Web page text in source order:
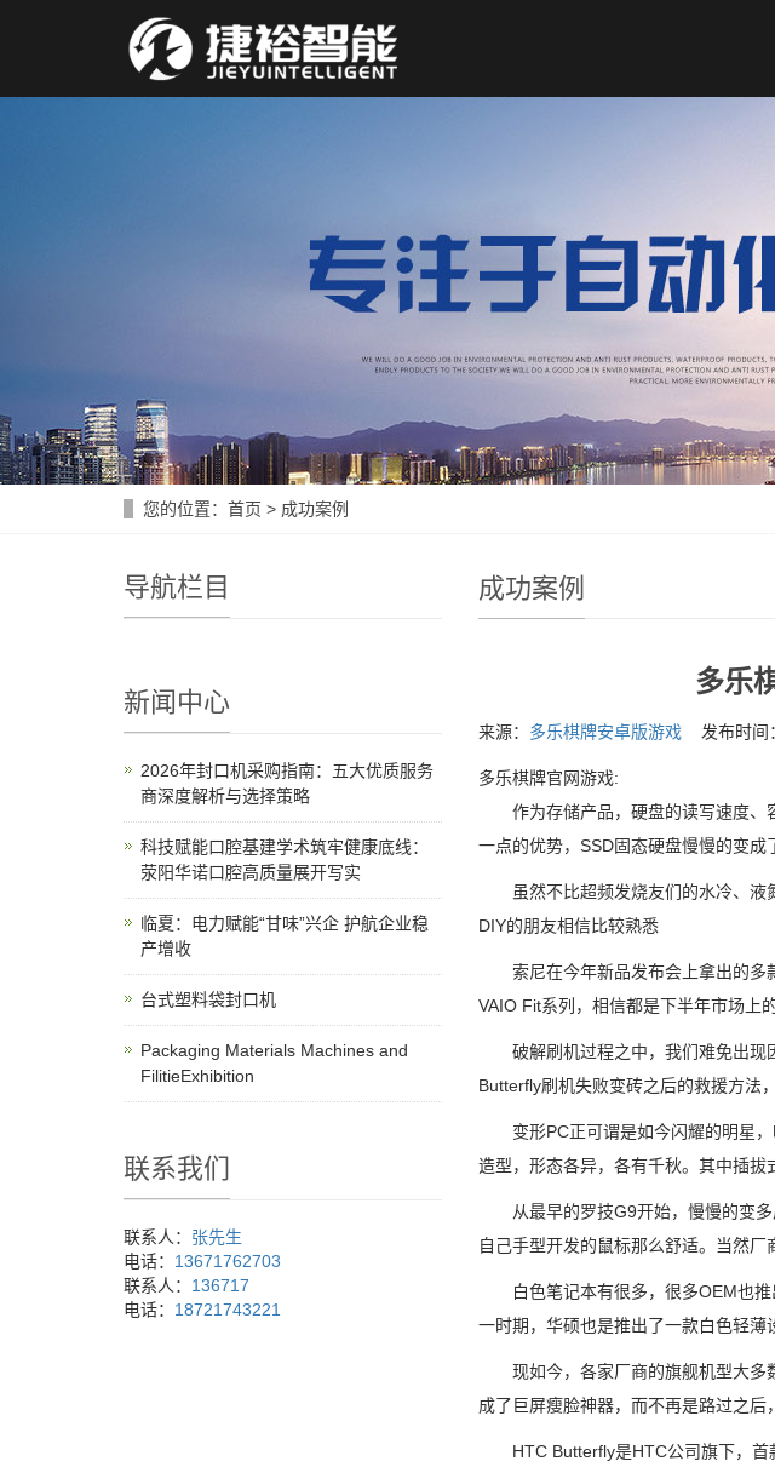
您的位置： 首页 > 成功案例
成功案例
多乐
来源： 多乐棋牌安卓版游戏发布时间
多乐棋牌官网游戏:
作为存储产品，硬盘的读写速度、容
一点的优势，SSD固态硬盘慢慢的变
虽然不比超频发烧友们的水冷、液
DIY的朋友相信比较熟悉
索尼在今年新品发布会上拿出的多款
VAIO Fit系列，相信都是下半年市场上
破解刷机过程之中，我们难免出现因
Butterfly刷机失败变砖之后的救援方法
变形PC正可谓是如今闪耀的明星，
造型，形态各异，各有千秋。其中插
从最早的罗技G9开始，慢慢的变多
自己手型开发的鼠标那么舒适。当然
白色笔记本有很多，很多OEM也推
一时期，华硕也是推出了一款白色轻
现如今，各家厂商的旗舰机型大多
成了巨屏瘦脸神器，而不再是路过之
HTC Butterfly是HTC公司旗下，首
导航栏目
新闻中心
2026年封口机采购指南：五大优质服务
商深度解析与选择策略
科技赋能口腔基建学术筑牢健康底线：
荥阳华诺口腔高质量展开写实
临夏：电力赋能“甘味”兴企 护航企业稳
产增收
台式塑料袋封口机
Packaging Materials Machines and
FilitieExhibition
联系我们
联系人： 张先生
电话： 13671762703
联系人： 136717
电话： 18721743221